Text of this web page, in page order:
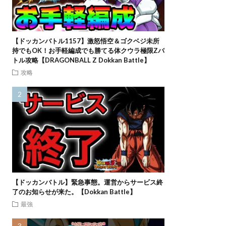
【ドッカンバトル1157】激怒悟空＆ゴクベジ未所
持でもOK！お手軽編成でも勝てる体クウラ極限Zバ
トル攻略【DRAGONBALL Z Dokkan Battle】
攻略
【ドッカンバトル】緊急事態。運営からサービス終
了のお知らせが来た。【Dokkan Battle】
最強